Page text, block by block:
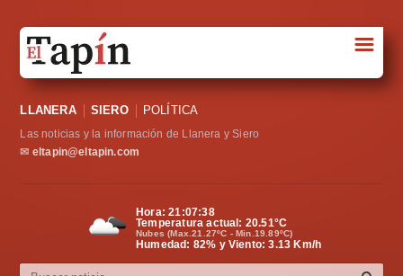
Sociedad
Política
Cultura
☰
LLANERA SIERO POLÍTICA
Las noticias y la información de Llanera y Siero
✉ eltapin@eltapin.com
Hora:21:07:39
Temperatura actual: 20.51°C
Nubes (Max.21.27ºC - Min.19.89ºC)
Humedad: 82% y Viento: 3.13 Km/h